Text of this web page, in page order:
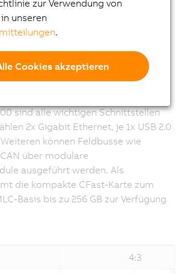
in alle Richtungen
sind alle wichtigen Schnittstellen
2x Gigabit Ethernet, je 1x USB 2.0
Weiteren können Feldbusse wie
über modulare
ausgeführt werden. Als
die kompakte CFast-Karte zum
Basis bis zu 256 GB zur Verfügung
4:3
zur Verwendung von
unseren
.
Cookies akzeptieren